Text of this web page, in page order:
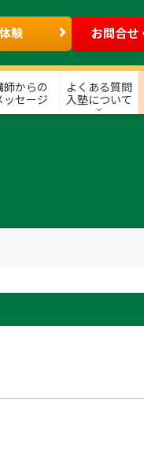
験 お問合せ
師からの
ッセージ
よくある質問
入塾について